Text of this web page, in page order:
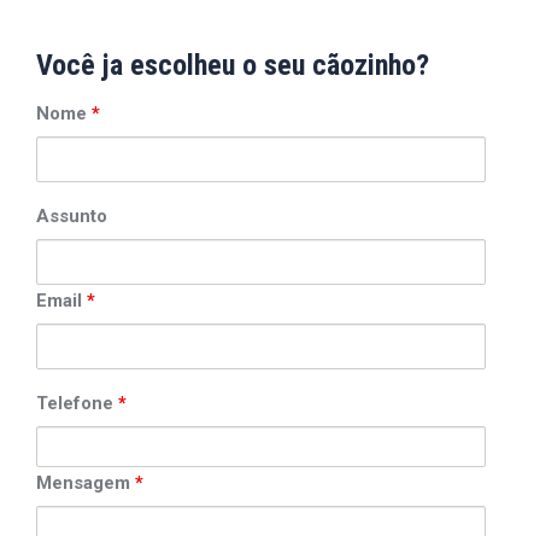
Você ja escolheu o seu cãozinho?
Nome *
Assunto
Email *
Telefone *
Mensagem *